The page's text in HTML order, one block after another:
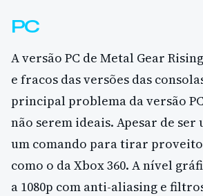
PC
A versão PC de Metal Gear
e fracos das versões das
principal problema da versão
não serem ideais. Apesar de
um comando para tirar
como o da Xbox 360. A nível
a 1080p com anti-aliasing e